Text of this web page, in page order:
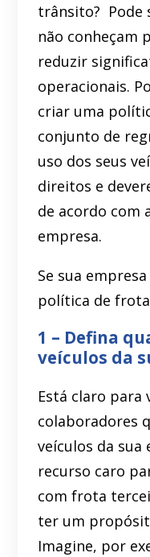
trânsito? Pode
não conheçam
reduzir
operacionais.
criar uma
conjunto de
uso dos seus
direitos e
de acordo com
empresa.
Se sua
política de
1 – Defina
veículos da
Está claro para
colaboradores
veículos da sua
recurso caro
com frota
ter um
Imagine, por